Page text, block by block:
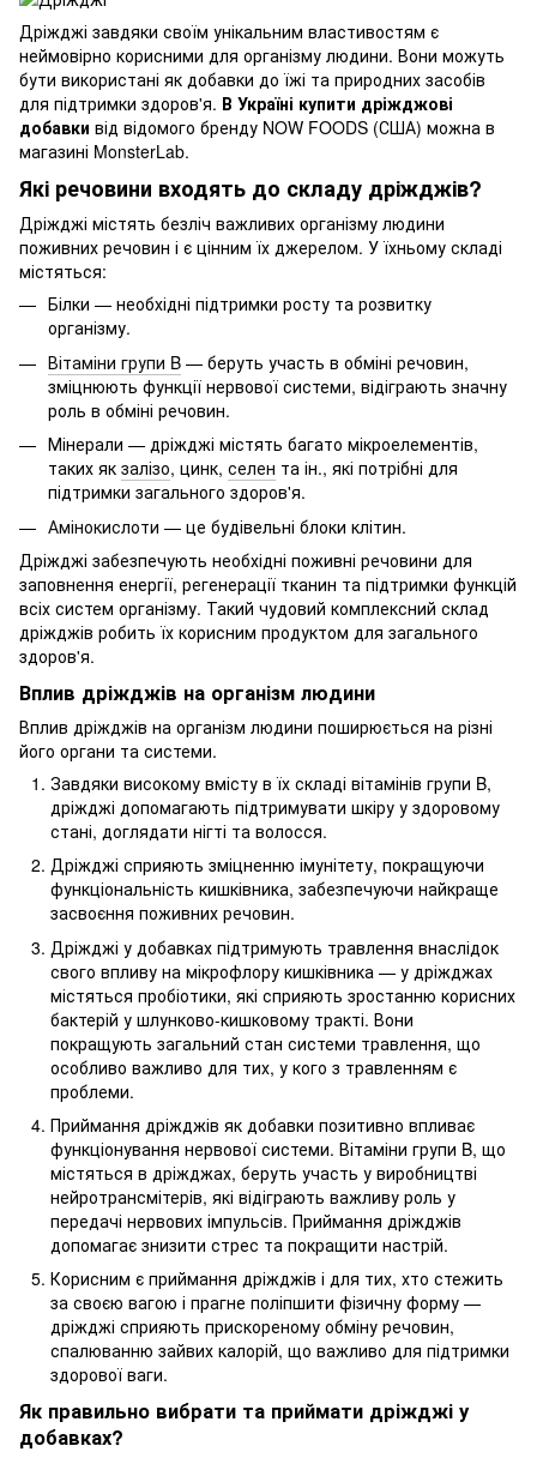
Дріжджі завдяки своїм унікальним властивостям є
неймовірно корисними для організму людини. Вони можуть
бути використані як добавки до їжі та природних засобів
для підтримки здоров'я. В Україні купити дріжджові
добавки від відомого бренду NOW FOODS (США) можна в
магазині MonsterLab.
Які речовини входять до складу дріжджів?
Дріжджі містять безліч важливих організму людини
поживних речовин і є цінним їх джерелом. У їхньому складі
містяться:
Білки — необхідні підтримки росту та розвитку
організму.
Вітаміни групи B — беруть участь в обміні речовин,
зміцнюють функції нервової системи, відіграють значну
роль в обміні речовин.
Мінерали — дріжджі містять багато мікроелементів,
таких як залізо, цинк, селен та ін., які потрібні для
підтримки загального здоров'я.
Амінокислоти — це будівельні блоки клітин.
Дріжджі забезпечують необхідні поживні речовини для
заповнення енергії, регенерації тканин та підтримки функцій
всіх систем організму. Такий чудовий комплексний склад
дріжджів робить їх корисним продуктом для загального
здоров'я.
Вплив дріжджів на організм людини
Вплив дріжджів на організм людини поширюється на різні
його органи та системи.
Завдяки високому вмісту в їх складі вітамінів групи B,
дріжджі допомагають підтримувати шкіру у здоровому
стані, доглядати нігті та волосся.
Дріжджі сприяють зміцненню імунітету, покращуючи
функціональність кишківника, забезпечуючи найкраще
засвоєння поживних речовин.
Дріжджі у добавках підтримують травлення внаслідок
свого впливу на мікрофлору кишківника — у дріжджах
містяться пробіотики, які сприяють зростанню корисних
бактерій у шлунково-кишковому тракті. Вони
покращують загальний стан системи травлення, що
особливо важливо для тих, у кого з травленням є
проблеми.
Приймання дріжджів як добавки позитивно впливає
функціонування нервової системи. Вітаміни групи B, що
містяться в дріжджах, беруть участь у виробництві
нейротрансмітерів, які відіграють важливу роль у
передачі нервових імпульсів. Приймання дріжджів
допомагає знизити стрес та покращити настрій.
Корисним є приймання дріжджів і для тих, хто стежить
за своєю вагою і прагне поліпшити фізичну форму —
дріжджі сприяють прискореному обміну речовин,
спалюванню зайвих калорій, що важливо для підтримки
здорової ваги.
Як правильно вибрати та приймати дріжджі у
добавках?